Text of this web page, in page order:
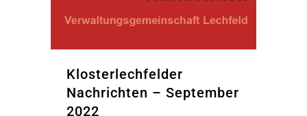
Klosterlechfelder
Nachrichten – September
2022